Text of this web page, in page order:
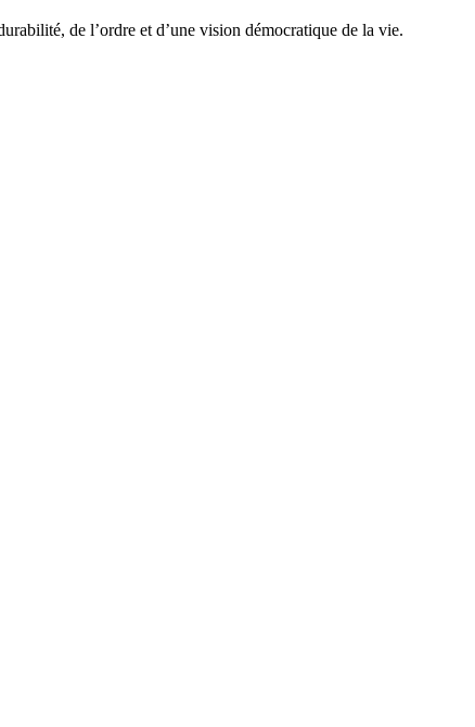
de l’ordre et d’une vision démocratique de la vie.